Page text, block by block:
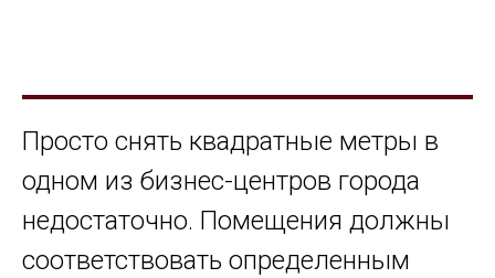
Просто снять квадратные метры в
одном из бизнес-центров города
недостаточно. Помещения должны
соответствовать определенным